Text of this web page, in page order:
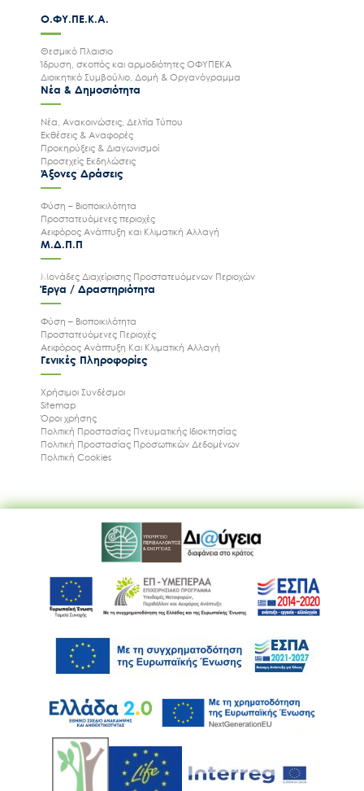
Ακολουθήστε μας
Ο.ΦΥ.ΠΕ.Κ.Α.
Θεσμικό Πλαισιο
Ίδρυση, σκοπός και αρμοδιότητες ΟΦΥΠΕΚΑ
Διοικητικό Συμβούλιο, Δομή & Οργανόγραμμα
Νέα & Δημοσιότητα
Νέα, Ανακοινώσεις, Δελτία Τύπου
Εκθέσεις & Αναφορές
Προκηρύξεις & Διαγωνισμοί
Προσεχείς Εκδηλώσεις
Άξονες Δράσεις
Φύση – Βιοποικιλότητα
Προστατευόμενες περιοχές
Αειφόρος Ανάπτυξη και Κλιματική Αλλαγή
Μ.Δ.Π.Π
Μονάδες Διαχείρισης Προστατευόμενων Περιοχών
Έργα / Δραστηριότητα
Φύση – Βιοποικιλότητα
Προστατευόμενες Περιοχές
Αειφόρος Ανάπτυξη Και Κλιματική Αλλαγή
Γενικές Πληροφορίες
Χρήσιμοι Συνδέσμοι
Sitemap
Όροι χρήσης
Πολιτική Προστασίας Πνευματικής Ιδιοκτησίας
Πολιτική Προστασίας Προσωπικών Δεδομένων
Πολιτική Cookies